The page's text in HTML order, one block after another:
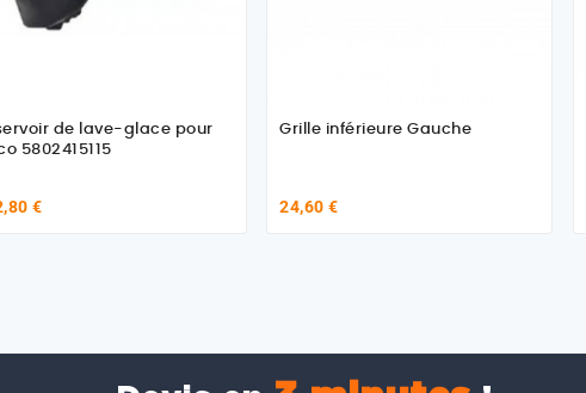
de lave-glace pour
5802415115
€
Grille inférieure Gauche
24,60 €